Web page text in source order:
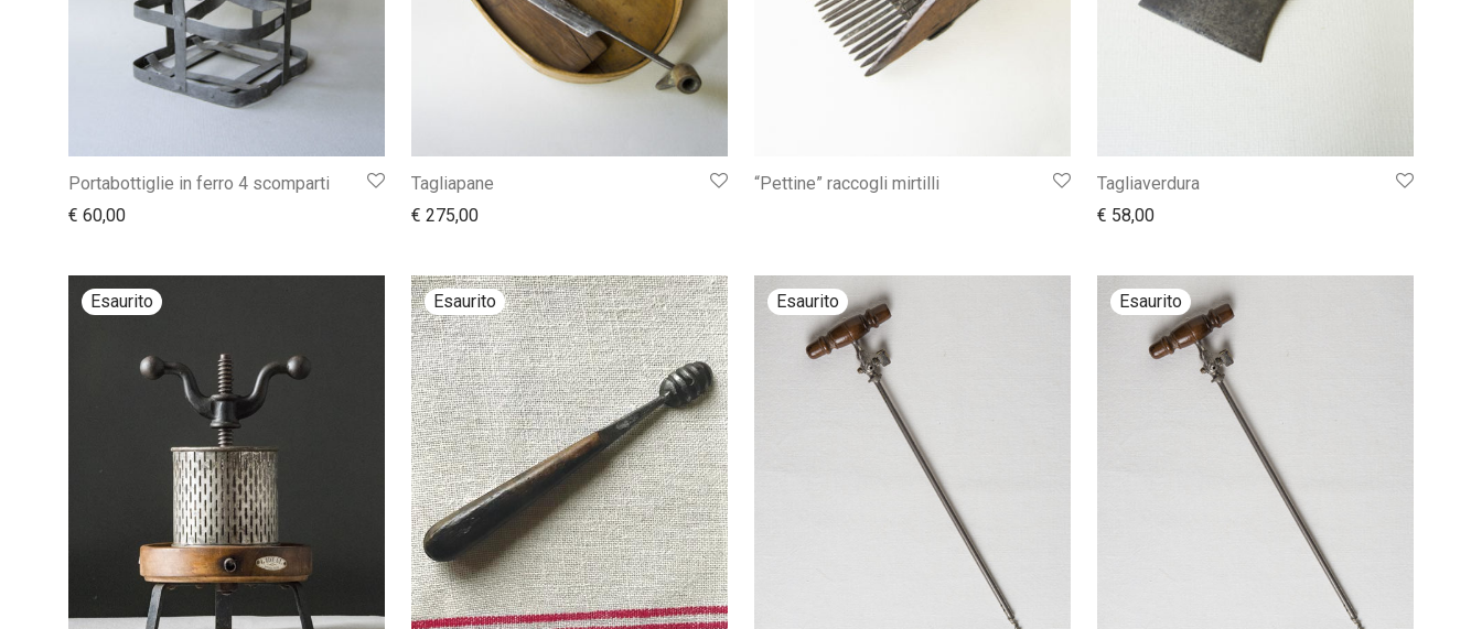
Portabottiglie in ferro 4 scomparti
€ 60,00
Tagliapane
€ 275,00
“Pettine” raccogli mirtilli
Tagliaverdura
€ 58,00